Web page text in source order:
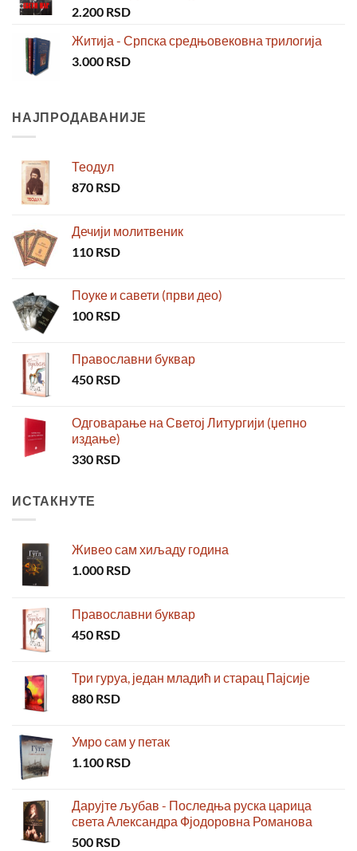
2.200 RSD
Житија - Српска средњовековна трилогија
3.000 RSD
НАЈПРОДАВАНИЈЕ
Теодул
870 RSD
Дечији молитвеник
110 RSD
Поуке и савети (први део)
100 RSD
Православни буквар
450 RSD
Одговарање на Светој Литургији (џепно
издање)
330 RSD
ИСТАКНУТЕ
Живео сам хиљаду година
1.000 RSD
Православни буквар
450 RSD
Три гуруа, један младић и старац Пајсије
880 RSD
Умро сам у петак
1.100 RSD
Дарујте љубав - Последња руска царица
света Александра Фјодоровна Романова
500 RSD